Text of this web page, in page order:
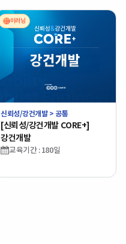
이러닝
신뢰성/강건개발 > 공통
[신뢰성/강건개발 CORE+]
강건개발
교육기간 : 180일